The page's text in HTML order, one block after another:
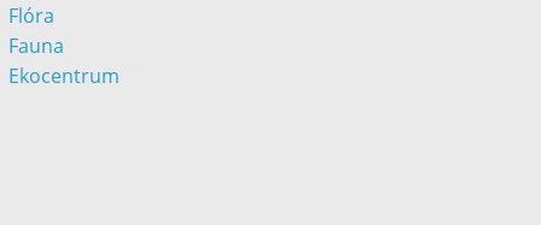
Flóra
Fauna
Ekocentrum